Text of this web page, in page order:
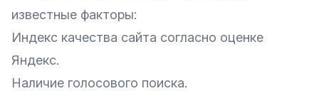
известные факторы:
Индекс качества сайта согласно оценке
Яндекс.
Наличие голосового поиска.